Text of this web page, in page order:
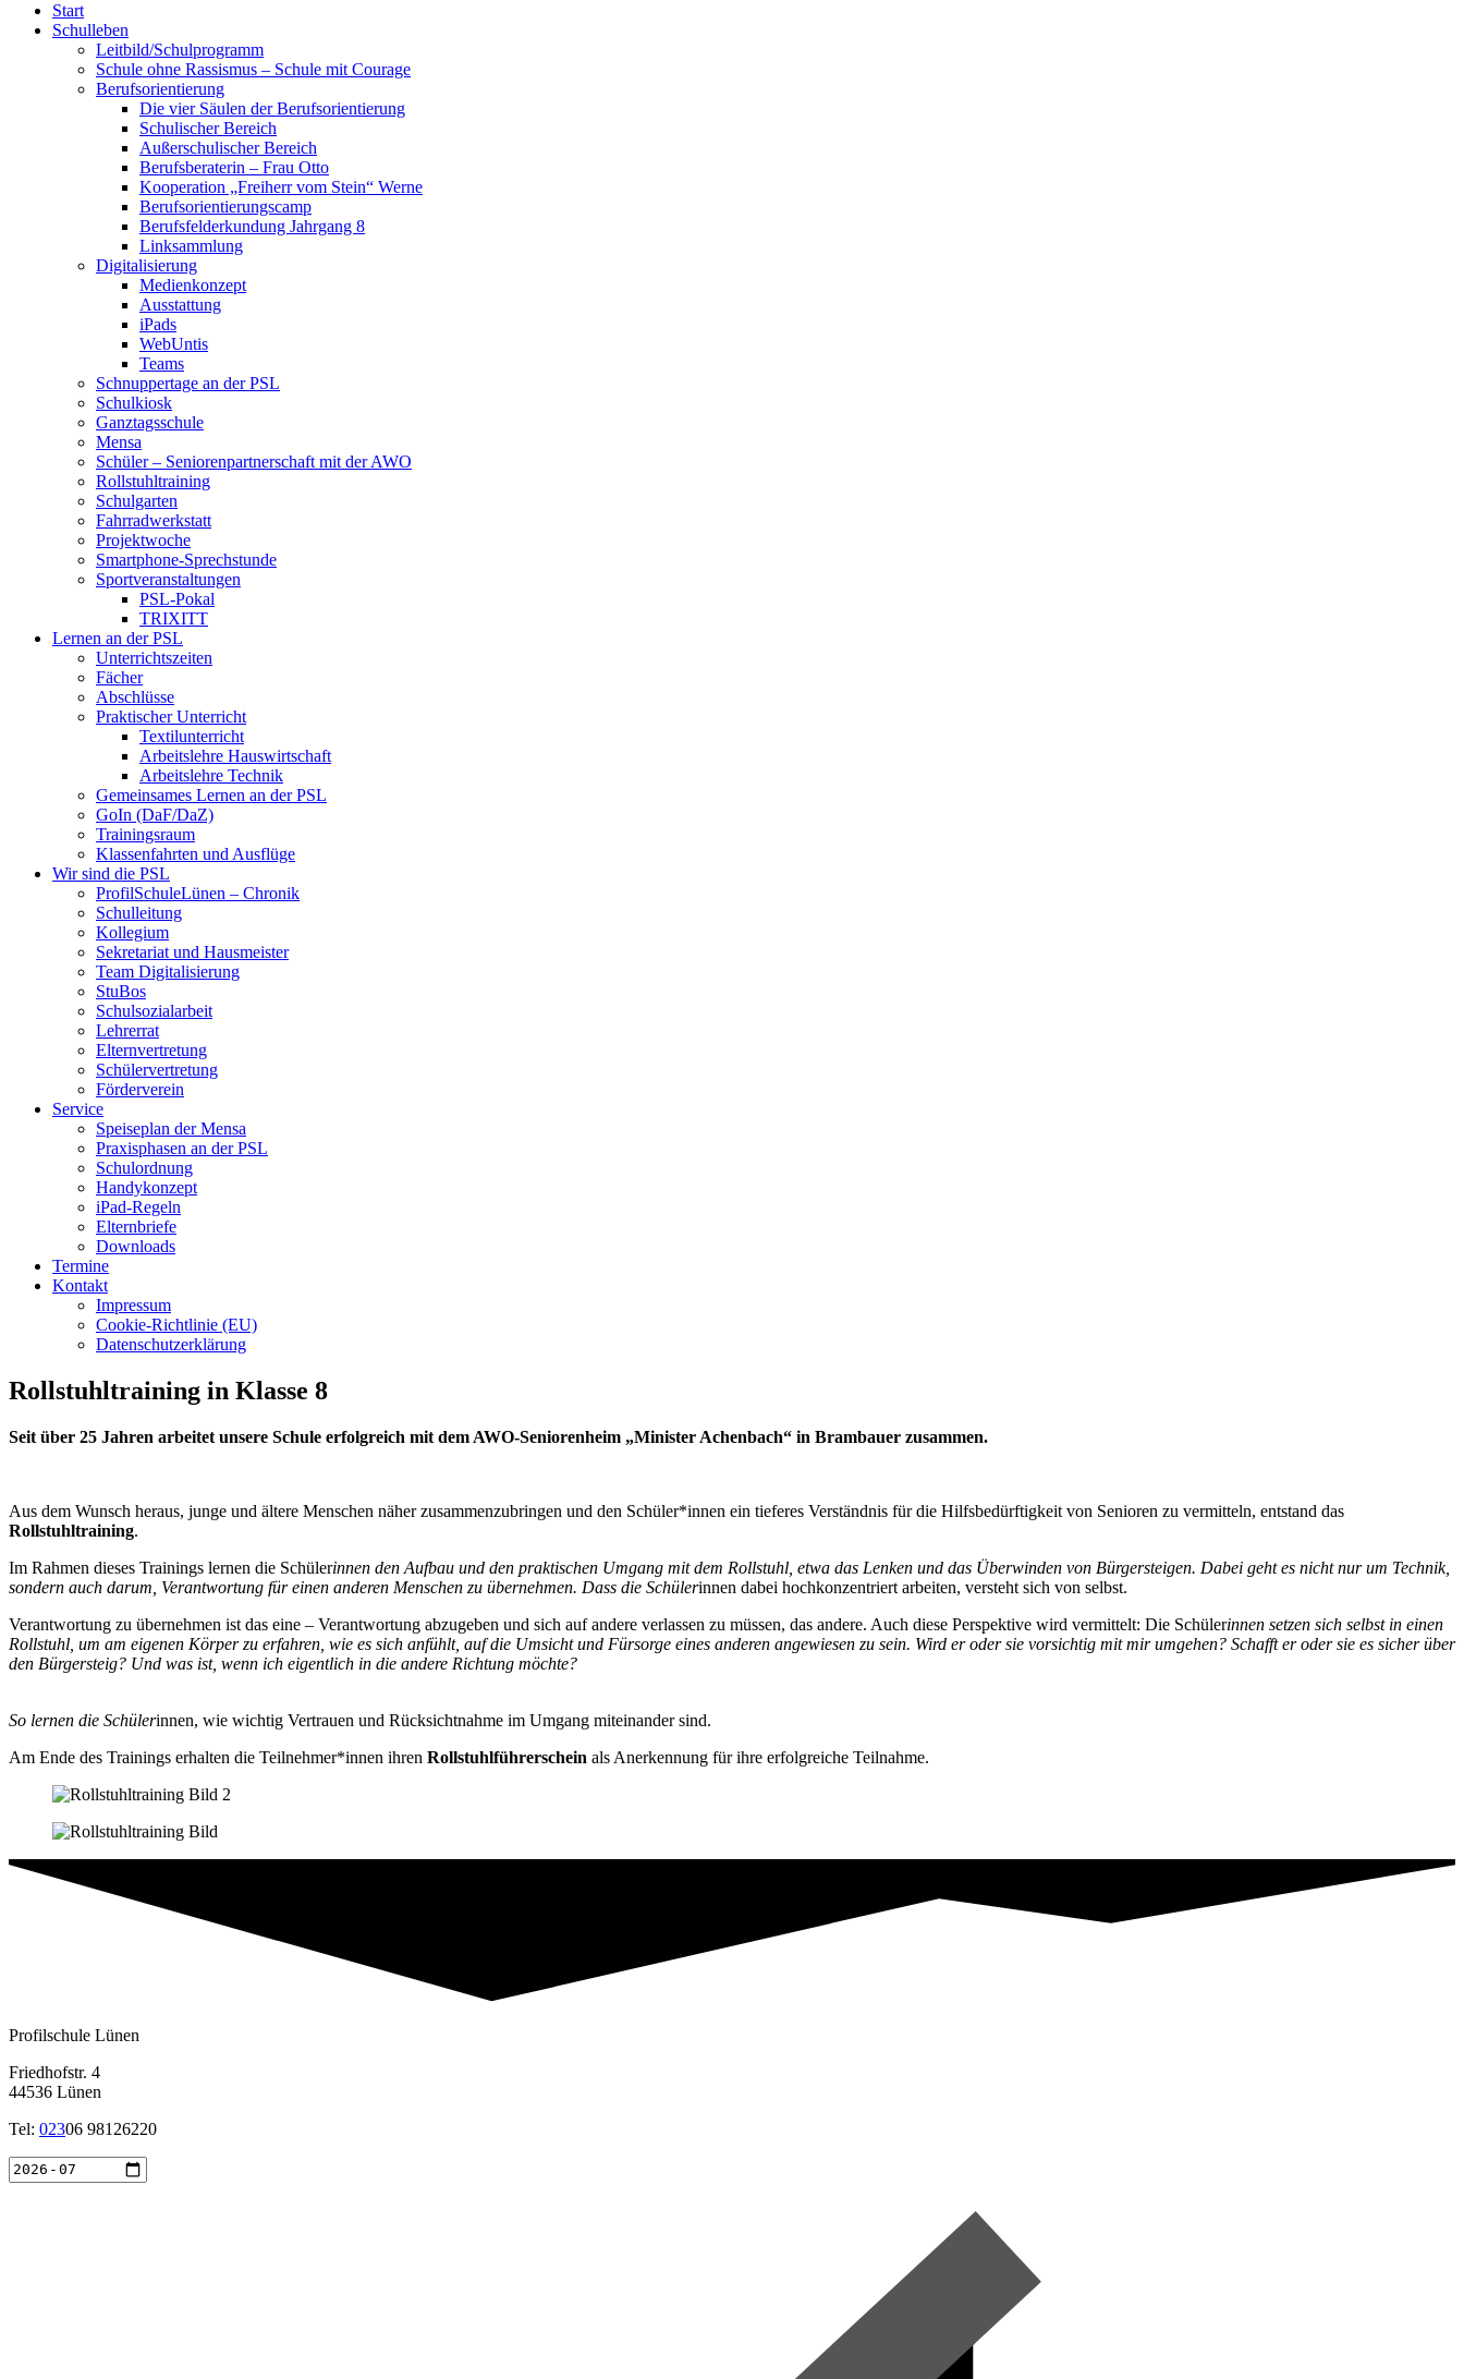
Start
Schulleben
Leitbild/Schulprogramm
Schule ohne Rassismus – Schule mit Courage
Berufsorientierung
Die vier Säulen der Berufsorientierung
Schulischer Bereich
Außerschulischer Bereich
Berufsberaterin – Frau Otto
Kooperation „Freiherr vom Stein“ Werne
Berufsorientierungscamp
Berufsfelderkundung Jahrgang 8
Linksammlung
Digitalisierung
Medienkonzept
Ausstattung
iPads
WebUntis
Teams
Schnuppertage an der PSL
Schulkiosk
Ganztagsschule
Mensa
Schüler – Seniorenpartnerschaft mit der AWO
Rollstuhltraining
Schulgarten
Fahrradwerkstatt
Projektwoche
Smartphone-Sprechstunde
Sportveranstaltungen
PSL-Pokal
TRIXITT
Lernen an der PSL
Unterrichtszeiten
Fächer
Abschlüsse
Praktischer Unterricht
Textilunterricht
Arbeitslehre Hauswirtschaft
Arbeitslehre Technik
Gemeinsames Lernen an der PSL​
GoIn (DaF/DaZ)
Trainingsraum
Klassenfahrten und Ausflüge
Wir sind die PSL
ProfilSchuleLünen – Chronik
Schulleitung
Kollegium
Sekretariat und Hausmeister
Team Digitalisierung
StuBos
Schulsozialarbeit
Lehrerrat
Elternvertretung
Schülervertretung
Förderverein
Service
Speiseplan der Mensa
Praxisphasen an der PSL
Schulordnung
Handykonzept
iPad-Regeln
Elternbriefe
Downloads
Termine
Kontakt
Impressum
Cookie-Richtlinie (EU)
Datenschutzerklärung
Rollstuhltraining in Klasse 8
Seit über 25 Jahren arbeitet unsere Schule erfolgreich mit dem AWO-Seniorenheim „Minister Achenbach“ in Brambauer zusammen.
Aus dem Wunsch heraus, junge und ältere Menschen näher zusammenzubringen und den Schüler*innen ein tieferes Verständnis für die Hilfsbedürftigkeit von Senioren zu vermitteln, entstand das
Rollstuhltraining.
Im Rahmen dieses Trainings lernen die Schülerinnen den Aufbau und den praktischen Umgang mit dem Rollstuhl, etwa das Lenken und das Überwinden von Bürgersteigen. Dabei geht es nicht nur um Technik,
sondern auch darum, Verantwortung für einen anderen Menschen zu übernehmen. Dass die Schülerinnen dabei hochkonzentriert arbeiten, versteht sich von selbst.
Verantwortung zu übernehmen ist das eine – Verantwortung abzugeben und sich auf andere verlassen zu müssen, das andere. Auch diese Perspektive wird vermittelt: Die Schülerinnen setzen sich selbst in einen
Rollstuhl, um am eigenen Körper zu erfahren, wie es sich anfühlt, auf die Umsicht und Fürsorge eines anderen angewiesen zu sein. Wird er oder sie vorsichtig mit mir umgehen? Schafft er oder sie es sicher über
den Bürgersteig? Und was ist, wenn ich eigentlich in die andere Richtung möchte?
So lernen die Schülerinnen, wie wichtig Vertrauen und Rücksichtnahme im Umgang miteinander sind.
Am Ende des Trainings erhalten die Teilnehmer*innen ihren Rollstuhlführerschein als Anerkennung für ihre erfolgreiche Teilnahme.
Profilschule Lünen
Friedhofstr. 4
44536 Lünen
Tel: 02306 98126220